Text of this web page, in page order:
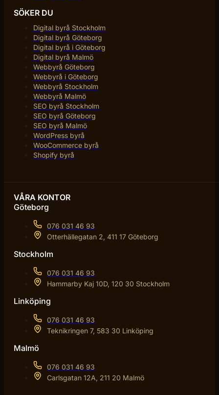
SÖKER DU
Digital byrå Stockholm
Digital byrå Göteborg
Digital byrå i Göteborg
Digital byrå Malmö
Webbyrå Göteborg
Webbyrå i Göteborg
Webbyrå Stockholm
Webbyrå Malmö
SEO byrå Stockholm
SEO byrå Göteborg
SEO byrå Malmö
WordPress byrå
WooCommerce byrå
Shopify byrå
VÅRA KONTOR
Göteborg
076 031 46 93
Otterhällegatan 2, 411 17 Göteborg
Stockholm
076 031 46 93
Hammarby Kaj 10D, 120 30 Stockholm
Linköping
076 031 46 93
Teknikringen 7, 583 30 Linköping
Malmö
076 031 46 93
Carlsgatan 12A, 211 20 Malmö